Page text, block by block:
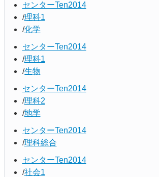
センターTen2014
理科1
化学
センターTen2014
理科1
生物
センターTen2014
理科2
地学
センターTen2014
理科総合
センターTen2014
社会1